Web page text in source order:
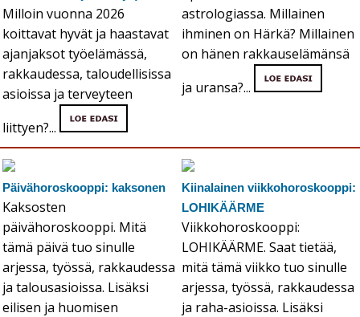
Milloin vuonna 2026
koittavat hyvät ja haastavat
ajanjaksot työelämässä,
rakkaudessa, taloudellisissa
asioissa ja terveyteen
liittyen?...
astrologiassa. Millainen
ihminen on Härkä? Millainen
on hänen rakkauselämänsä
ja uransa?...
Päivähoroskooppi: kaksonen
Kaksosten
päivähoroskooppi. Mitä
tämä päivä tuo sinulle
arjessa, työssä, rakkaudessa
ja talousasioissa. Lisäksi
eilisen ja huomisen
Kiinalainen viikkohoroskooppi:
LOHIKÄÄRME
Viikkohoroskooppi:
LOHIKÄÄRME. Saat tietää,
mitä tämä viikko tuo sinulle
arjessa, työssä, rakkaudessa
ja raha-asioissa. Lisäksi